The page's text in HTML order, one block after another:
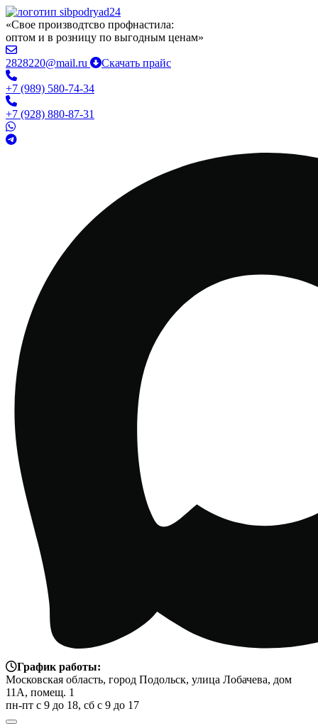
«Свое производтсво профнастила:
оптом и в розницу по выгодным ценам»
2828220@mail.ru Скачать прайс
+7 (989) 580-74-34
+7 (928) 880-87-31
График работы:
Московская область, город Подольск, улица Лобачева, дом
11А, помещ. 1
пн-пт с 9 до 18, сб с 9 до 17